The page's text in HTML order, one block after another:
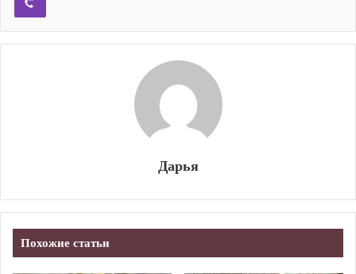
Дарья
Похожие статьи